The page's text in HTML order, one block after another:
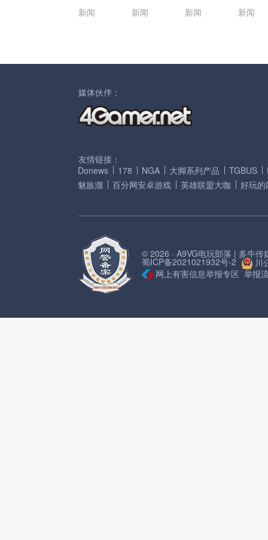
新闻 新闻 新闻 新闻
媒体伙伴：
友情链接：
Donews
178 NGA 大脚系列产品 TGBUS
魅族溜
百分网安卓游戏 英雄联盟大咖 好玩的
© 2026 · A9VG电玩部落 | 多牛传
蜀ICP备2021021932号-2
川
网上有害信息举报专区 举报